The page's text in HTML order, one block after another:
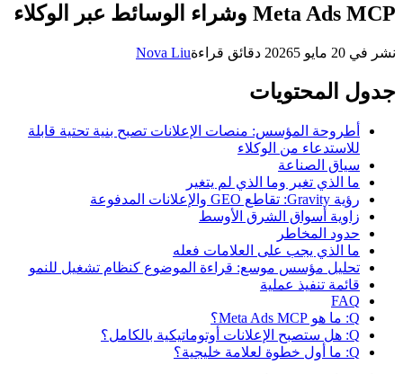
Meta Ads MCP وشراء الوسائط عبر الوكلاء
نشر في 20 مايو 2026 5 دقائق قراءة Nova Liu
جدول المحتويات
أطروحة المؤسس: منصات الإعلانات تصبح بنية تحتية قابلة
للاستدعاء من الوكلاء
سياق الصناعة
ما الذي تغير وما الذي لم يتغير
رؤية Gravity: تقاطع GEO والإعلانات المدفوعة
زاوية أسواق الشرق الأوسط
حدود المخاطر
ما الذي يجب على العلامات فعله
تحليل مؤسس موسع: قراءة الموضوع كنظام تشغيل للنمو
قائمة تنفيذ عملية
FAQ
Q: ما هو Meta Ads MCP؟
Q: هل ستصبح الإعلانات أوتوماتيكية بالكامل؟
Q: ما أول خطوة لعلامة خليجية؟